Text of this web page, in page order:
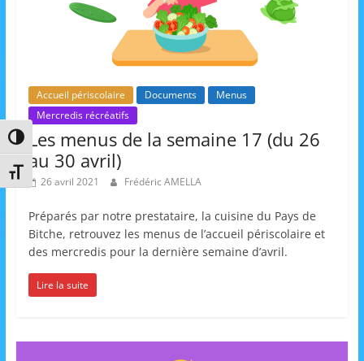
Passer en contraste élevé
Changer la taille de la police
Accueil périscolaire Documents
Menus
Mercredis récréatifs
Les menus de la semaine 17 (du 26
au 30 avril)
26 avril 2021 Frédéric AMELLA
Préparés par notre prestataire, la cuisine du Pays de
Bitche, retrouvez les menus de l’accueil périscolaire et
des mercredis pour la dernière semaine d’avril.
Lire la suite